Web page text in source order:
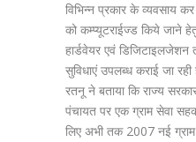
विभिन्न प्रकार के व्यवसाय
को कम्प्यूटराईज्ड किये जाने
हार्डवेयर एवं डिजिटाइलजेशन
सुविधाएं उपलब्ध कराई जा रही
रतनू ने बताया कि राज्य
पंचायत पर एक ग्राम सेवा
लिए अभी तक 2007 नई ग्राम